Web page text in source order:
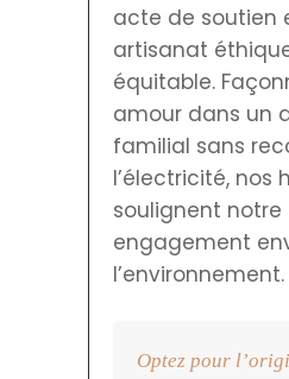
acte de soutien
artisanat
équitable.
amour dans un
familial sans
l’électricité, nos
soulignent notre
engagement
l’environnement.
Optez pour